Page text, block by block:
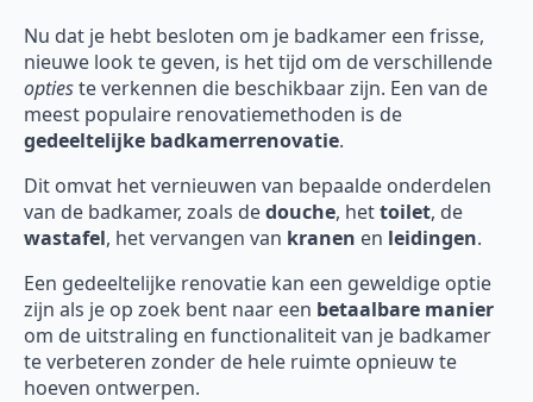
Nu dat je hebt besloten om je badkamer een frisse,
nieuwe look te geven, is het tijd om de verschillende
optieste verkennen die beschikbaar zijn. Een van de
meest populaire renovatiemethoden is de
gedeeltelijke badkamerrenovatie.
Dit omvat het vernieuwen van bepaalde onderdelen
van de badkamer, zoals dedouche, hettoilet, de
wastafel, het vervangen van kranen en leidingen.
Een gedeeltelijke renovatie kan een geweldige optie
zijn als je op zoek bent naar een betaalbare manier
om de uitstraling en functionaliteit van je badkamer
te verbeteren zonder de hele ruimte opnieuw te
hoeven ontwerpen.